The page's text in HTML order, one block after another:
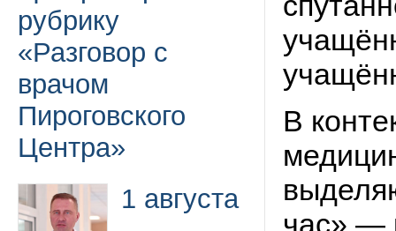
рубрику
«Разговор с
врачом
Пироговского
Центра»
1 августа
В
час» —